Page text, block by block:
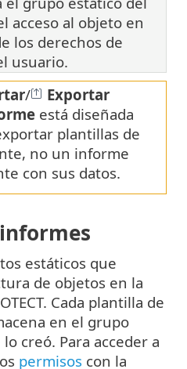
acceso al objeto en
los derechos de
usuario.
/
Exportar
está diseñada
plantillas de
no un informe
con sus datos.
estáticos que
de objetos en la
Cada plantilla de
en el grupo
creó. Para acceder a
permisos con la